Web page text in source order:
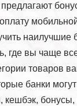
наилучшие
где вы чаще
товаров
банки
кешбэк,